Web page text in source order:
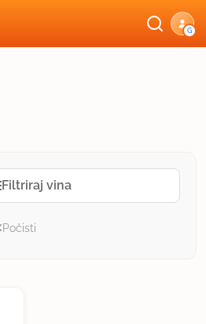
G
Filtriraj vina
Počisti